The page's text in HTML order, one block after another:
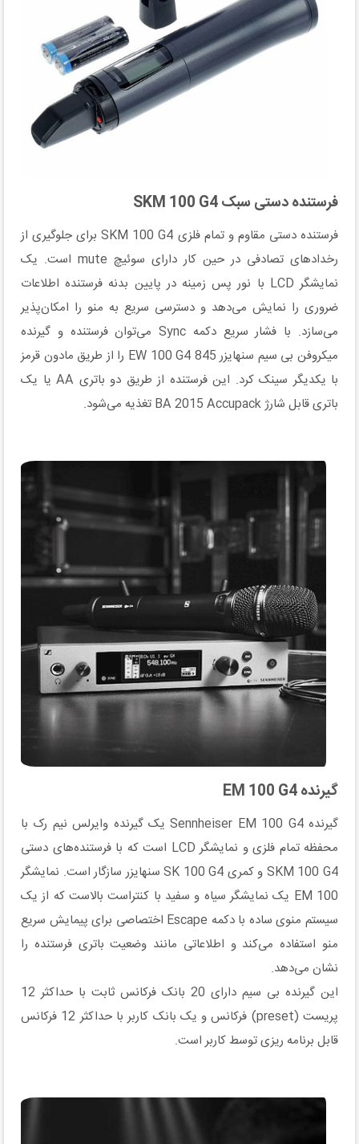
فرستنده دستی سبک SKM 100 G4
فرستنده دستی مقاوم و تمام فلزی SKM 100 G4 برای جلوگیری از
رخدادهای تصادفی در حین کار دارای سوئیچ mute است. یک
نمایشگر LCD با نور پس زمینه در پایین بدنه فرستنده اطلاعات
ضروری را نمایش می‌دهد و دسترسی سریع به منو را امکان‌پذیر
می‌سازد. با فشار سریع دکمه Sync می‌توان فرستنده و گیرنده
میکروفن بی سیم سنهایزر EW 100 G4 845 را از طریق مادون قرمز
با یکدیگر سینک کرد. این فرستنده از طریق دو باتری AA یا یک
باتری قابل شارژ BA 2015 Accupack تغذیه می‌شود.
گیرنده EM 100 G4
گیرنده Sennheiser EM 100 G4 یک گیرنده وایرلس نیم رک با
محفظه تمام فلزی و نمایشگر LCD است که با فرستنده‌های دستی
SKM 100 G4 و کمری SK 100 G4 سنهایزر سازگار است. نمایشگر
EM 100 یک نمایشگر سیاه و سفید با کنتراست بالاست که از یک
سیستم منوی ساده با دکمه Escape اختصاصی برای پیمایش سریع
منو استفاده می‌کند و اطلاعاتی مانند وضعیت باتری فرستنده را
نشان می‌دهد.
این گیرنده بی سیم دارای 20 بانک فرکانس ثابت با حداکثر 12
پریست (preset) فرکانس و یک بانک کاربر با حداکثر 12 فرکانس
قابل برنامه ریزی توسط کاربر است.